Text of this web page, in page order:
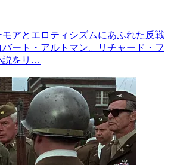
アとエロティシズムにあふれた反戦
ート・アルトマン。リチャード・フ
説をリ…